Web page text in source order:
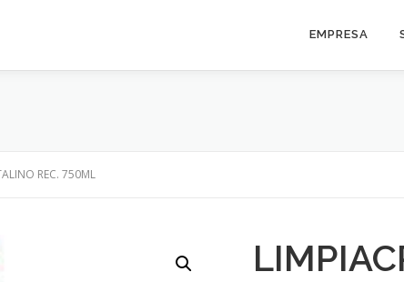
EMPRESA
REC. 750ML